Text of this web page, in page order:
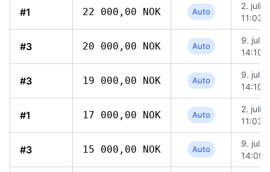
#1 22 000,00 NOK Auto
2. juli
11:03
#3 20 000,00 NOK Auto
9. juli
14:10
#3 19 000,00 NOK Auto
9. juli
14:10
#1 17 000,00 NOK Auto
2. juli
11:03
#3 15 000,00 NOK Auto
9. juli
14:09